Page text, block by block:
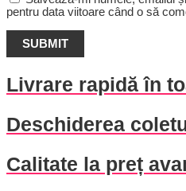
pentru data viitoare când o să
Livrare rapidă în
Deschiderea
Calitate la preț